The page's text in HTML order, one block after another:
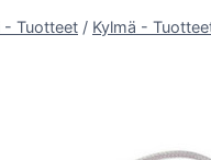
- Tuotteet / Kylmä -